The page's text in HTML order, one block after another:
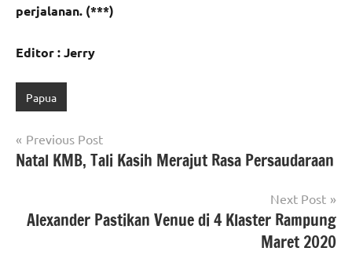
perjalanan. (***)
Editor : Jerry
Papua
Navigasi
pos
Previous Post
Natal KMB, Tali Kasih Merajut Rasa Persaudaraan
Next Post
Alexander Pastikan Venue di 4 Klaster Rampung
Maret 2020